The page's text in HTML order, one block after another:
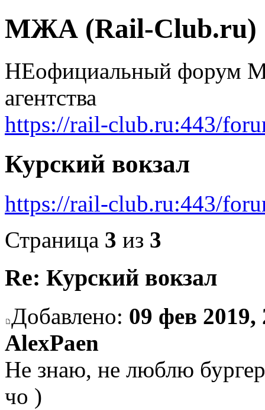
МЖА (Rail-Club.ru)
НЕофициальный форум
агентства
https://rail-club.ru:443/
Курский вокзал
https://rail-club.ru:443/
Страница 3 из 3
Re: Курский вокзал
Добавлено: 09 фев 2019,
AlexPaen
Не знаю, не люблю
чо )